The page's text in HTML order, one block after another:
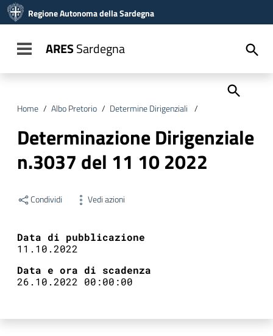
Vai al menu di navigazione
Vai al footer
Regione Autonoma della Sardegna
Toggle navigation
ARESSardegna
Home / Albo Pretorio / Determine Dirigenziali /
Determinazione Dirigenziale
n.3037 del 11 10 2022
Condividi Vedi azioni
Data di pubblicazione
11.10.2022
Data e ora di scadenza
26.10.2022 00:00:00